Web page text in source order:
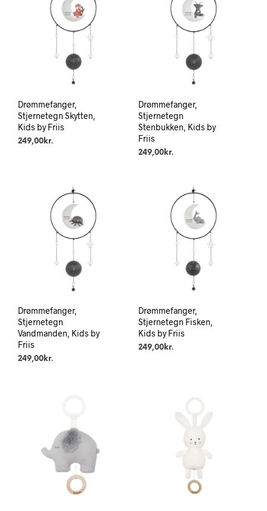
Drømmefanger,
Stjernetegn Skytten,
Kids by Friis
249,00 kr.
Drømmefanger,
Stjernetegn
Stenbukken, Kids by
Friis
249,00kr.
Drømmefanger,
Stjernetegn
Vandmanden, Kids by
Friis
249,00 kr.
Drømmefanger,
Stjernetegn Fisken,
Kids by Friis
249,00kr.